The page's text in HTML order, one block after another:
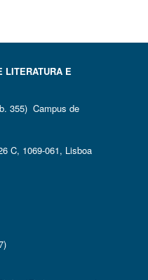
LITERATURA E
355) Campus de
C, 1069-061, Lisboa